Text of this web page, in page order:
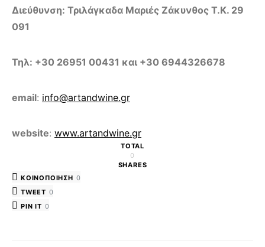
Διεύθυνση: Τριλάγκαδα Μαριές Ζάκυνθος Τ.Κ. 29
091
Τηλ: +30 26951 00431 και +30 6944326678
email: info@artandwine.gr
website: www.artandwine.gr
TOTAL
0
SHARES
ΚΟΙΝΟΠΟΊΗΣΗ 0
TWEET 0
PIN IT 0